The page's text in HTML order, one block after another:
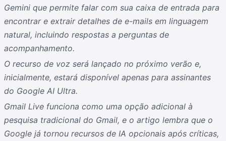
Gemini que permite falar com sua caixa de entrada para
encontrar e extrair detalhes de e-mails em linguagem
natural, incluindo respostas a perguntas de
acompanhamento.
O recurso de voz será lançado no próximo verão e,
inicialmente, estará disponível apenas para assinantes
do Google AI Ultra.
Gmail Live funciona como uma opção adicional à
pesquisa tradicional do Gmail, e o artigo lembra que o
Google já tornou recursos de IA opcionais após críticas,